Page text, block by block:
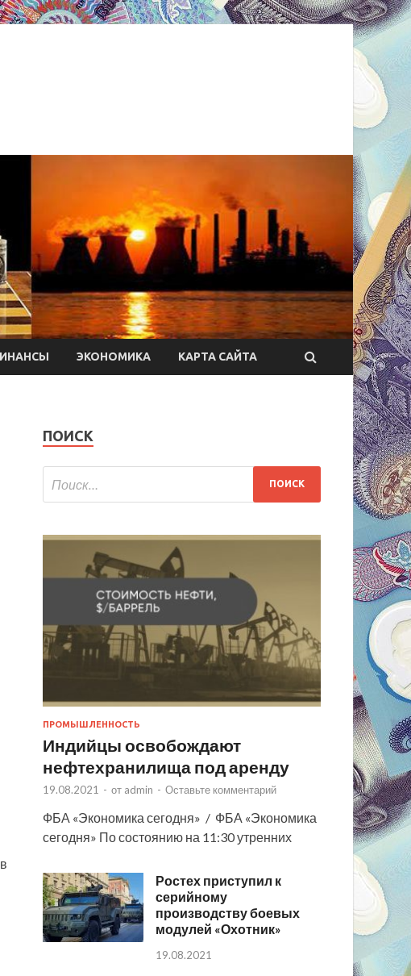
ЭКОНОМИКА КАРТА САЙТА
ПОИСК
ПРОМЫШЛЕННОСТЬ
Индийцы освобождают
нефтехранилища под аренду
19.08.2021 - от admin - Оставьте комментарий
ФБА «Экономика сегодня» / ФБА «Экономика
сегодня» По состоянию на 11:30 утренних
Ростех приступил к
серийному
производству боевых
модулей «Охотник»
19.08.2021